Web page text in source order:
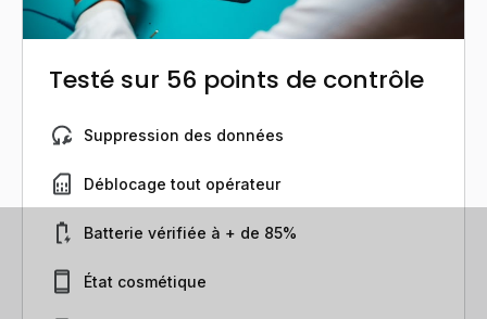
Testé sur 56 points de contrôle
Suppression des données
Déblocage tout opérateur
Batterie vérifiée à + de 85%
État cosmétique